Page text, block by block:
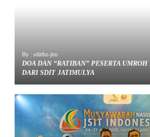
By : sdittbz-jtm
DOA DAN “RATIBAN” PESERTA
DARI SDIT JATIMULYA